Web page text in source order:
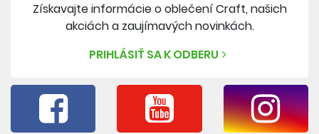
Získavajte informácie o oblečení Craft, našich
akciách a zaujímavých novinkách.
PRIHLÁSIŤ SA K ODBERU